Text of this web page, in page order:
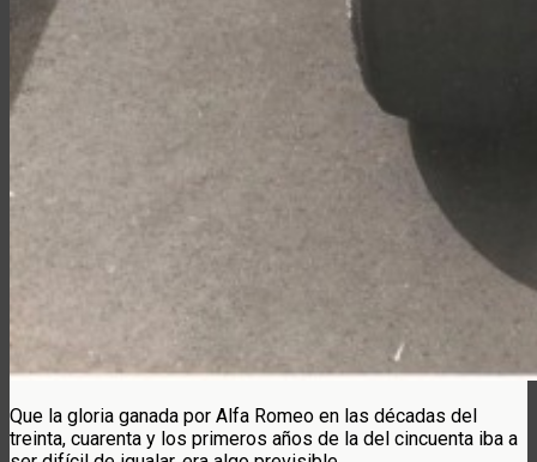
Que la gloria ganada por Alfa Romeo en las décadas del
treinta, cuarenta y los primeros años de la del cincuenta iba a